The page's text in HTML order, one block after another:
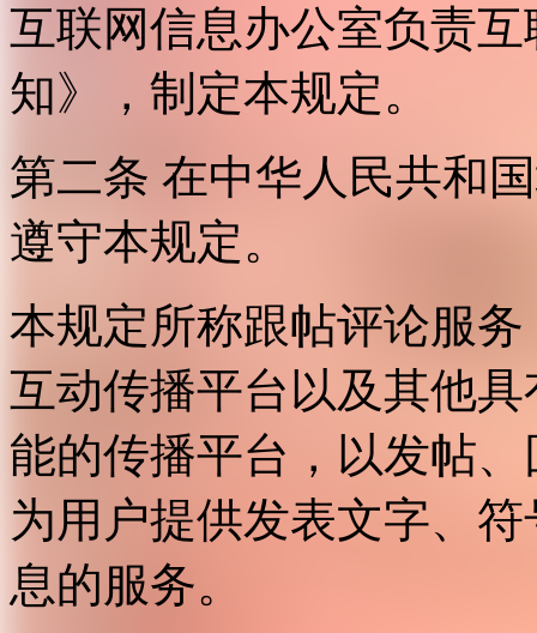
互联网信息办公室负责
知》，制定本规定。
第二条 在中华人民共和
遵守本规定。
本规定所称跟帖评论服
互动传播平台以及其他
能的传播平台，以发帖
为用户提供发表文字、
息的服务。